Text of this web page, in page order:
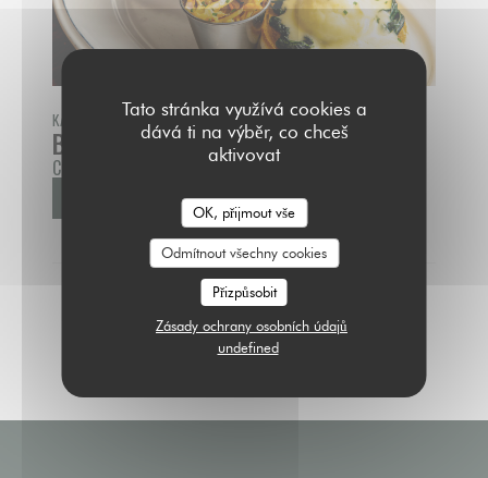
Tato stránka využívá cookies a
dává ti na výběr, co chceš
aktivovat
OK, přijmout vše
Odmítnout všechny cookies
Přizpůsobit
Zásady ochrany osobních údajů
undefined
KAŽDÝ NEDĚLE OD 11H30 DO 16H00
BRUNCH DU DIMANCHE
Cena : €29.50
((OTEVŘE SE V NOVÉM OKNĚ))